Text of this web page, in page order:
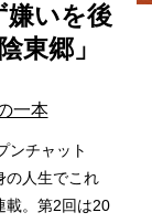
嫌いを後
東郷」
一本
ンチャット
の人生でこれ
載。第2回は20